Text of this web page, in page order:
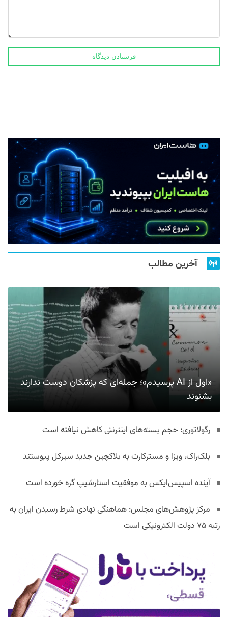
آخرین مطالب
«اول از AI پرسیدم»؛ جمله‌ای که پزشکان دوست ندارند
بشنوند
رگولاتوری: حجم بسته‌های اینترنتی کاهش نیافته است
بلک‌راک، ویزا و مسترکارت به بلاکچین جدید سیرکل پیوستند
آینده اسپیس‌ایکس به موفقیت استارشیپ گره خورده است
مرکز پژوهش‌های مجلس: هماهنگی نهادی شرط رسیدن ایران به
رتبه ۷۵ دولت الکترونیکی است